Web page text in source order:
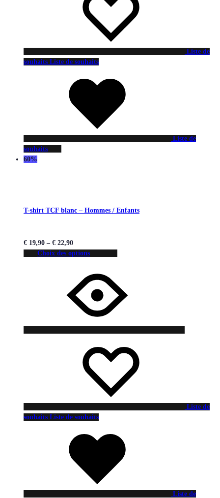
Liste de
souhaits Liste de souhaits
Liste de
souhaits
60%
T-shirt TCF blanc – Hommes / Enfants
€ 19,90 – € 22,90
Choix des options
Liste de
souhaits Liste de souhaits
Liste de